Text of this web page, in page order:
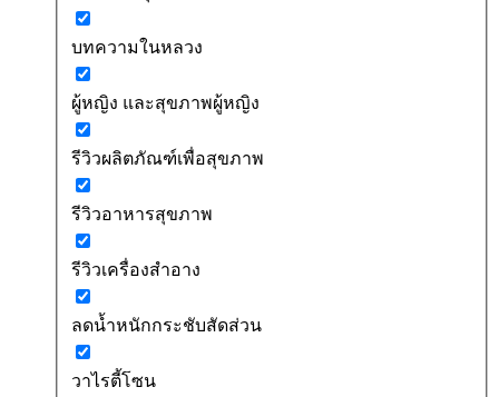
บทความในหลวง
ผู้หญิง และสุขภาพผู้หญิง
รีวิวผลิตภัณฑ์เพื่อสุขภาพ
รีวิวอาหารสุขภาพ
รีวิวเครื่องสำอาง
ลดน้ำหนักกระชับสัดส่วน
วาไรตี้โซน